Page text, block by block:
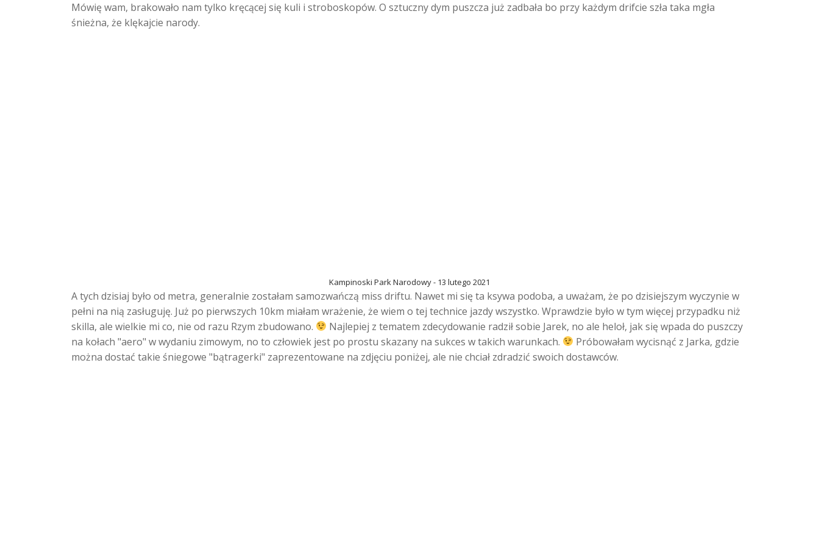
Mówię wam, brakowało nam tylko kręcącej się kuli i stroboskopów. O sztuczny dym puszcza już zadbała bo przy każdym drifcie szła taka mgła
śnieżna, że klękajcie narody.
Kampinoski Park Narodowy - 13 lutego 2021
A tych dzisiaj było od metra, generalnie zostałam samozwańczą miss driftu. Nawet mi się ta ksywa podoba, a uważam, że po dzisiejszym wyczynie w
pełni na nią zasługuję. Już po pierwszych 10km miałam wrażenie, że wiem o tej technice jazdy wszystko. Wprawdzie było w tym więcej przypadku niż
skilla, ale wielkie mi co, nie od razu Rzym zbudowano.
Najlepiej z tematem zdecydowanie radził sobie Jarek, no ale heloł, jak się wpada do puszczy
na kołach "aero" w wydaniu zimowym, no to człowiek jest po prostu skazany na sukces w takich warunkach.
Próbowałam wycisnąć z Jarka, gdzie
można dostać takie śniegowe "bątragerki" zaprezentowane na zdjęciu poniżej, ale nie chciał zdradzić swoich dostawców.